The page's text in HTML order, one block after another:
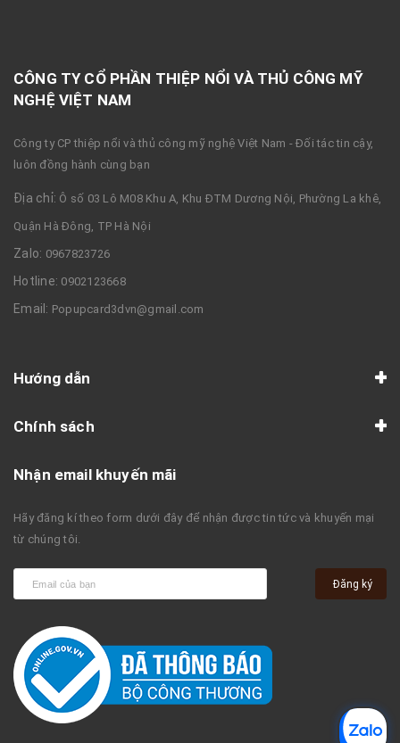
CÔNG TY CỔ PHẦN THIỆP NỔI VÀ THỦ CÔNG MỸ
NGHỆ VIỆT NAM
Công ty CP thiệp nổi và thủ công mỹ nghệ Việt Nam - Đối tác tin cậy,
luôn đồng hành cùng bạn
Địa chỉ: Ô số 03 Lô M08 Khu A, Khu ĐTM Dương Nội, Phường La khê,
Quận Hà Đông, TP Hà Nội
Zalo: 0967823726
Hotline: 0902123668
Email: Popupcard3dvn@gmail.com
Hướng dẫn
Chính sách
Nhận email khuyến mãi
Hãy đăng kí theo form dưới đây để nhận được tin tức và khuyến mại
từ chúng tôi.
Đăng ký